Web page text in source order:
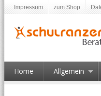
Impressum zum Shop
Home Allgemein